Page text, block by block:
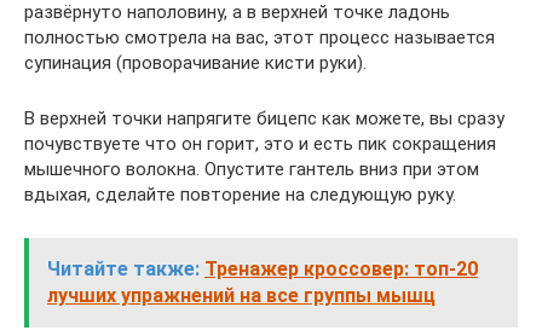
развёрнуто наполовину, а в верхней точке ладонь
полностью смотрела на вас, этот процесс называется
супинация (проворачивание кисти руки).
В верхней точки напрягите бицепс как можете, вы сразу
почувствуете что он горит, это и есть пик сокращения
мышечного волокна. Опустите гантель вниз при этом
вдыхая, сделайте повторение на следующую руку.
Читайте также: Тренажер кроссовер: топ-20
лучших упражнений на все группы мышц